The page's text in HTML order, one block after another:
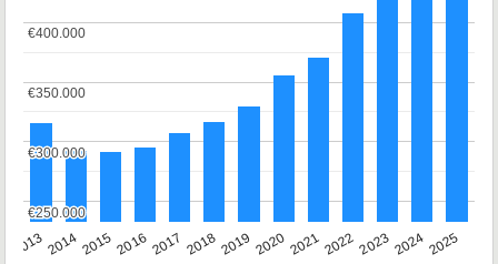
20132014201520162017 20182019 202020212022202320242025
€250.000
€250.000
€300.000
€300.000
€350.000
€350.000
€400.000
€400.000